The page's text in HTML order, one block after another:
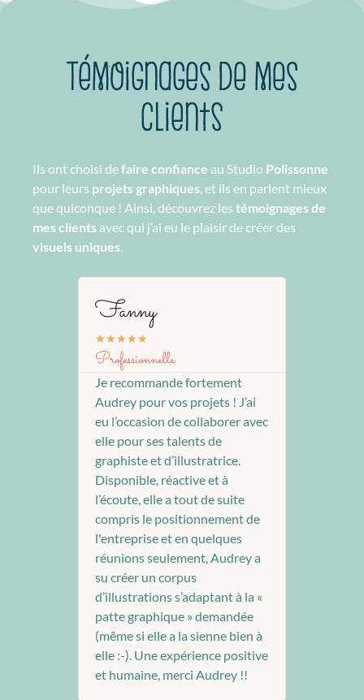
Témoignages de mes
clients
Ils ont choisi defaire confiance au Studio Polissonne
pour leurs projets graphiques, et ils en parlent mieux
que quiconque ! Ainsi, découvrez les témoignages de
mes clients avec qui j’ai eu le plaisir de créer des
visuels uniques.
Fanny
★★★★★
Professionnelle
Je recommande fortement
Audrey pour vos projets ! J’ai
eu l’occasion de collaborer avec
elle pour ses talents de
graphiste et d’illustratrice.
Disponible, réactive et à
l’écoute, elle a tout de suite
compris le positionnement de
l'entreprise et en quelques
réunions seulement, Audrey a
su créer un corpus
d’illustrations s’adaptant à la «
patte graphique » demandée
(même si elle a la sienne bien à
elle :-). Une expérience positive
et humaine, merci Audrey !!